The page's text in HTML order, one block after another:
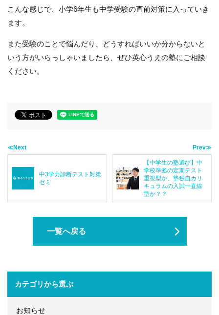
こんな感じで、小学6年生も中学受験の直前対策に入っていき
ます。
また受験のことで悩んだり、どうすればいいか分からないと
いう方がいらっしゃいましたら、ぜひ英心うえの塾にご相談
ください。
≪Next
中3学力診断テスト対策
ゼミ
Prev≫
【中学生の塾選び】中
学校準拠の定期テスト
重視型か、塾独自カリ
キュラムの入試一直線
型か？？
一覧へ戻る
カテゴリから選ぶ
お知らせ